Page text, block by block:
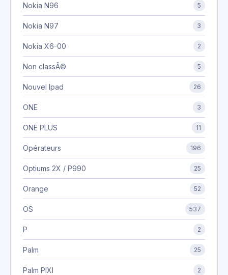
Nokia N96 5
Nokia N97 3
Nokia X6-00 2
Non classÃ© 5
Nouvel Ipad 26
ONE 3
ONE PLUS 11
Opérateurs 196
Optiums 2X / P990 25
Orange 52
OS 537
P 2
Palm 25
Palm PIXI 2